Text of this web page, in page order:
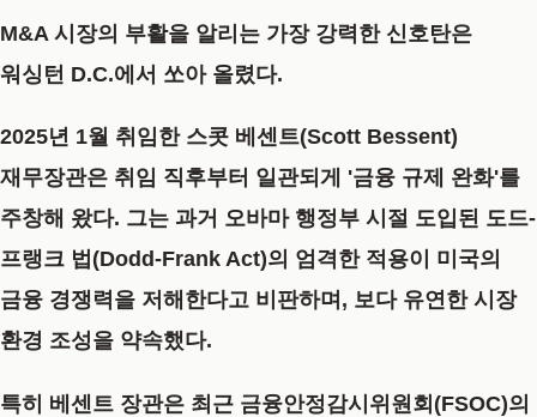
M&A 시장의 부활을 알리는 가장 강력한 신호탄은
워싱턴 D.C.에서 쏘아 올렸다.
2025년 1월 취임한 스콧 베센트(Scott Bessent)
재무장관은 취임 직후부터 일관되게 '금융 규제 완화'를
주창해 왔다. 그는 과거 오바마 행정부 시절 도입된 도드-
프랭크 법(Dodd-Frank Act)의 엄격한 적용이 미국의
금융 경쟁력을 저해한다고 비판하며, 보다 유연한 시장
환경 조성을 약속했다.
특히 베센트 장관은 최근 금융안정감시위원회(FSOC)의